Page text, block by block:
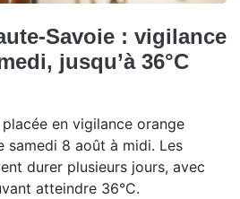
Savoie : vigilance
jusqu’à 36°C
en vigilance orange
samedi 8 août à midi. Les
durer plusieurs jours, avec
atteindre 36°C.